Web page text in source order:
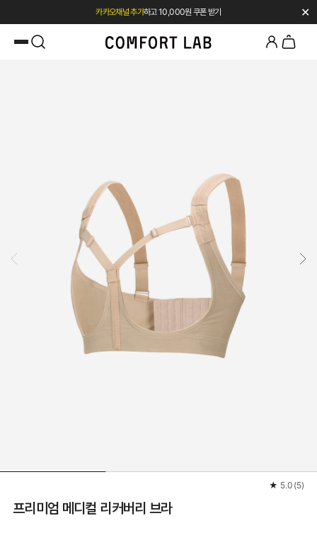
첫 구매 시 베스트셀러 50% 즉시 할인 ✕
★ 5.0 (5)
프리미엄 메디컬 리커버리 브라